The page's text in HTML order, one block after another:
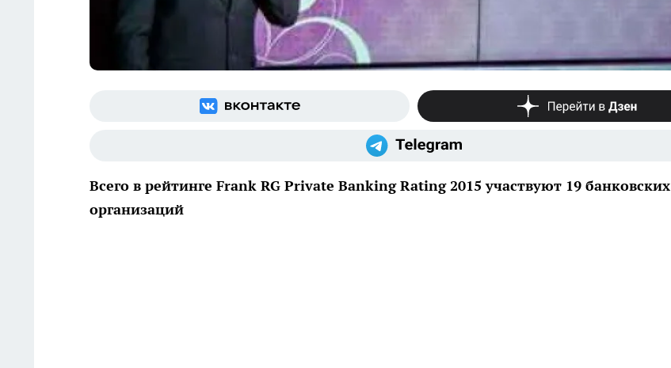
Всего в рейтинге Frank RG Private Banking Rating 2015 участвуют 19 банковских
организаций